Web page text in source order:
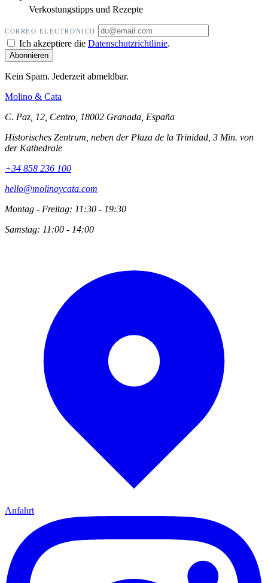
Verkostungstipps und Rezepte
CORREO ELECTRONICO
Ich akzeptiere die Datenschutzrichtlinie.
Kein Spam. Jederzeit abmeldbar.
Molino & Cata
C. Paz, 12, Centro, 18002 Granada, España
Historisches Zentrum, neben der Plaza de la Trinidad, 3 Min. von
der Kathedrale
+34 858 236 100
hello@molinoycata.com
Montag - Freitag: 11:30 - 19:30
Samstag: 11:00 - 14:00
Anfahrt